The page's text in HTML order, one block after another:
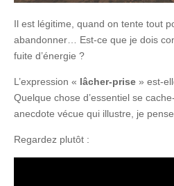
Il est légitime, quand on tente tout
abandonner… Est-ce que je dois
fuite d’énergie ?
L’expression « lâcher-prise » est-
Quelque chose d’essentiel se
anecdote vécue qui illustre, je
Regardez plutôt :